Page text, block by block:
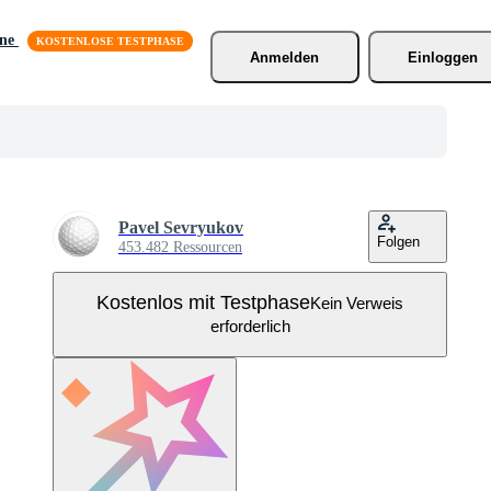
Anmelden
Einloggen
Pavel Sevryukov
453.482 Ressourcen Folgen
Kostenlos mit TestphaseKein Verweis
erforderlich